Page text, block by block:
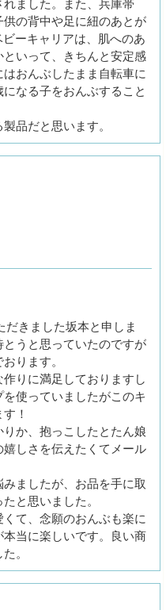
れました。また、兵庫帯
の背中や足に紐のあとが
ーキャリアは、肌へのあ
いって、きちんと安定感
おんぶしたまま自転車に
なる子をおんぶすること
品だと思います。
だきました坂本と申しま
うと思っていたのですが
ります。
りに満足しておりますし
使っていましたがこのキ
！
か、抱っこしたとたん娘
しさを伝えたくてメール
ましたが、お品を手に取
と思いました。
て、念願のおんぶも楽に
当に楽しいです。良い商
。